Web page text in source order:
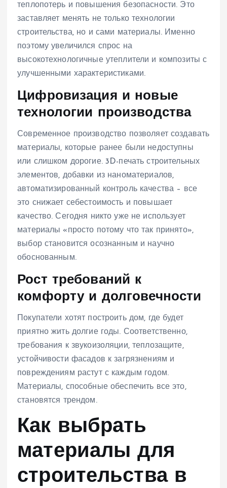
теплопотерь и повышения безопасности. Это
заставляет менять не только технологии
строительства, но и сами материалы. Именно
поэтому увеличился спрос на
высокотехнологичные утеплители и композиты с
улучшенными характеристиками.
Цифровизация и новые
технологии производства
Современное производство позволяет создавать
материалы, которые ранее были недоступны
или слишком дорогие. 3D-печать строительных
элементов, добавки из наноматериалов,
автоматизированный контроль качества – все
это снижает себестоимость и повышает
качество. Сегодня никто уже не использует
материалы «просто потому что так принято»,
выбор становится осознанным и научно
обоснованным.
Рост требований к
комфорту и долговечности
Покупатели хотят построить дом, где будет
приятно жить долгие годы. Соответственно,
требования к звукоизоляции, теплозащите,
устойчивости фасадов к загрязнениям и
повреждениям растут с каждым годом.
Материалы, способные обеспечить все это,
становятся трендом.
Как выбрать
материалы для
строительства в